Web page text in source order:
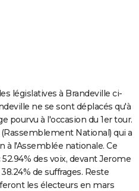
législatives à Brandeville ci-
ne se sont déplacés qu'à
pourvu à l'occasion du 1er tour.
National) qui a
l'Assemblée nationale. Ce
des voix, devant Jerome
de suffrages. Reste
les électeurs en mars